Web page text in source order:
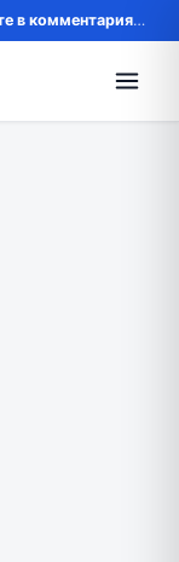
комментариях — ответим!